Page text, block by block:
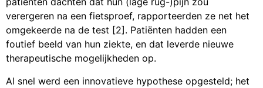
verergeren na een fietsproef, rapporteerden ze net het
omgekeerde na de test [2]. Patiënten hadden een
foutief beeld van hun ziekte, en dat leverde nieuwe
therapeutische mogelijkheden op.
Al snel werd een innovatieve hypothese opgesteld; het